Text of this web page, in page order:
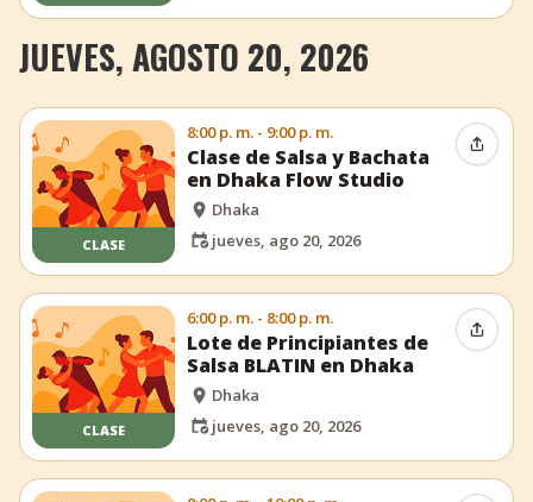
JUEVES, AGOSTO 20, 2026
CLASE
8:00 p. m. - 9:00 p. m.
Clase de Salsa y Bachata
en Dhaka Flow Studio
Dhaka
jueves, ago 20, 2026
CLASE
6:00 p. m. - 8:00 p. m.
Lote de Principiantes de
Salsa BLATIN en Dhaka
Dhaka
jueves, ago 20, 2026